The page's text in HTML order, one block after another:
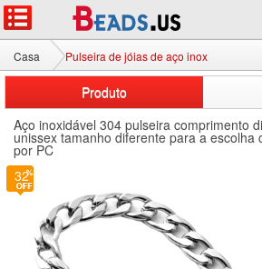
Casa Pulseira de jóias de aço inox
Produto
Aço inoxidável 304 pulseira comprimento
unissex tamanho diferente para a escolha
por PC
32